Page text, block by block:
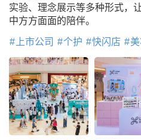
实验、理念展示等多种形式，
中方方面面的陪伴。
上市公司 个护 快闪店